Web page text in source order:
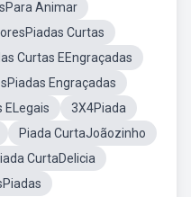
Animar
Curtas
Curtas EEngraçadas
Engraçadas
ELegais
3X4Piada
Piada CurtaJoãozinho
CurtaDelicia